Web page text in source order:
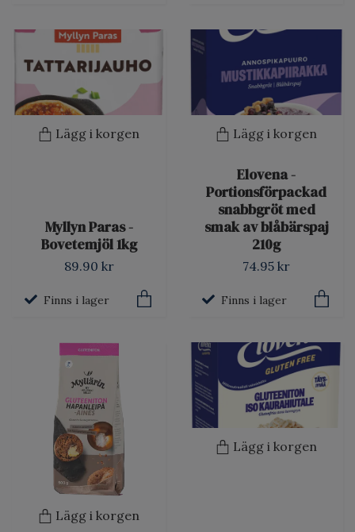
Lägg i korgen
Myllyn Paras -
Bovetemjöl 1kg
89.90 kr
Finns i lager
Lägg i korgen
Elovena -
Portionsförpackad
snabbgröt med
smak av blåbärspaj
210g
74.95 kr
Finns i lager
Lägg i korgen
Lägg i korgen